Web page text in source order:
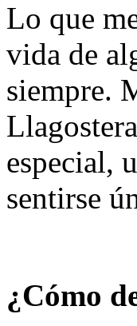
Lo que
vida de
siempre.
especial,
sentirse
¿Cómo